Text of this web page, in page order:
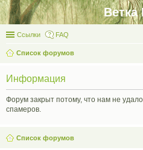
Ссылки FAQ
Список форумов
Информация
Форум закрыт потому, что нам не
спамеров.
Список форумов